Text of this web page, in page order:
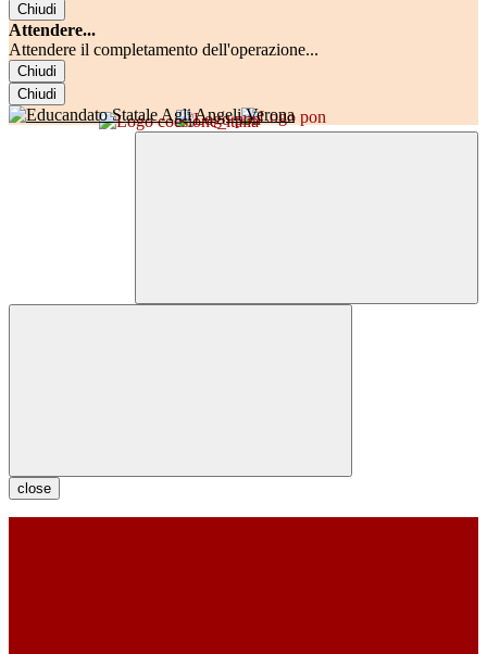
Chiudi
Attendere...
Attendere il completamento dell'operazione...
Chiudi
Chiudi
close